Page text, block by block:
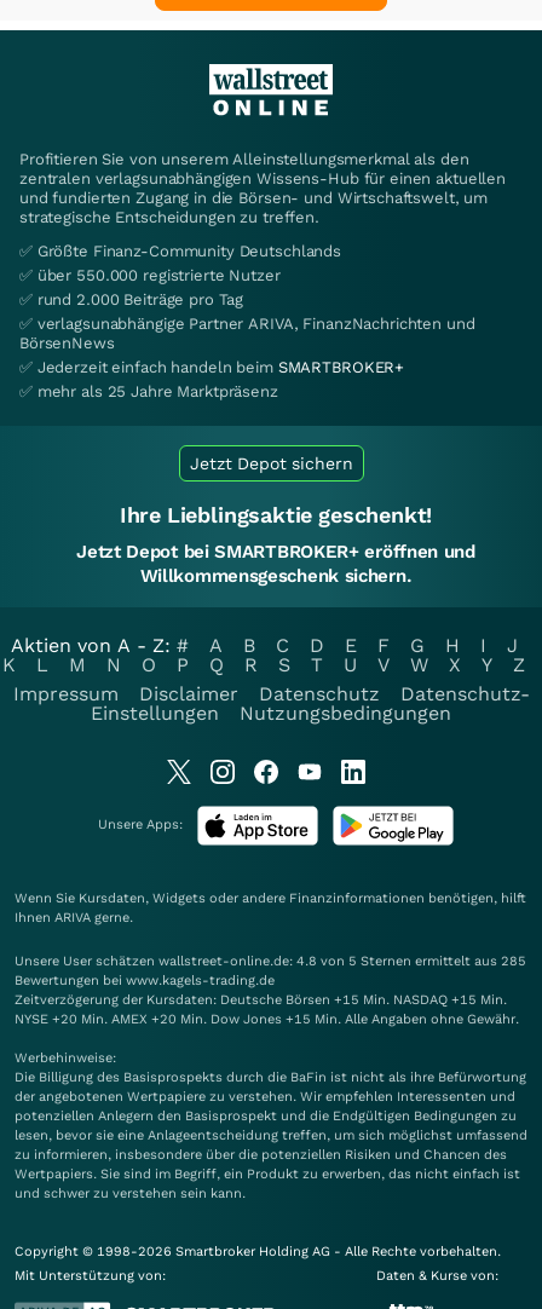
Profitieren Sie von unserem Alleinstellungsmerkmal als den
zentralen verlagsunabhängigen Wissens-Hub für einen aktuellen
und fundierten Zugang in die Börsen- und Wirtschaftswelt, um
strategische Entscheidungen zu treffen.
✅ Größte Finanz-Community Deutschlands
✅ über 550.000 registrierte Nutzer
✅ rund 2.000 Beiträge pro Tag
✅ verlagsunabhängige Partner ARIVA, FinanzNachrichten und
BörsenNews
✅ Jederzeit einfach handeln beim SMARTBROKER+
✅ mehr als 25 Jahre Marktpräsenz
Jetzt Depot sichern
Ihre Lieblingsaktie geschenkt!
Jetzt Depot bei SMARTBROKER+ eröffnen und
Willkommensgeschenk sichern.
Aktien von A - Z: # A B C D E F G H I
J
K
L M N O P Q R S T U V W X Y
Z
Impressum
Disclaimer Datenschutz
Datenschutz-
Einstellungen
Nutzungsbedingungen
Unsere Apps:
Wenn Sie Kursdaten, Widgets oder andere Finanzinformationen benötigen, hilft
Ihnen ARIVA gerne.
Unsere User schätzen wallstreet-online.de: 4.8 von 5 Sternen ermittelt aus 285
Bewertungen bei www.kagels-trading.de
Zeitverzögerung der Kursdaten: Deutsche Börsen +15 Min. NASDAQ +15 Min.
NYSE +20 Min. AMEX +20 Min. Dow Jones +15 Min. Alle Angaben ohne Gewähr.
Werbehinweise:
Die Billigung des Basisprospekts durch die BaFin ist nicht als ihre Befürwortung
der angebotenen Wertpapiere zu verstehen. Wir empfehlen Interessenten und
potenziellen Anlegern den Basisprospekt und die Endgültigen Bedingungen zu
lesen, bevor sie eine Anlageentscheidung treffen, um sich möglichst umfassend
zu informieren, insbesondere über die potenziellen Risiken und Chancen des
Wertpapiers. Sie sind im Begriff, ein Produkt zu erwerben, das nicht einfach ist
und schwer zu verstehen sein kann.
Copyright © 1998-2026 Smartbroker Holding AG - Alle Rechte vorbehalten.
Mit Unterstützung von:
Daten & Kurse von: